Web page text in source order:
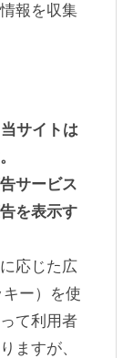
報を収集
サイトは
サービス
を表示す
応じた広
ー）を使
て利用者
ますが、